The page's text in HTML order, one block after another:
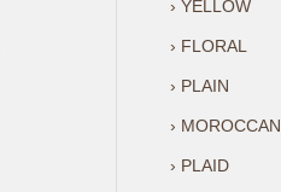
› YELLOW
› FLORAL
› PLAIN
› MOROCCAN
› PLAID